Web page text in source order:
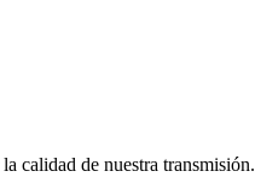
calidad de nuestra transmisión.